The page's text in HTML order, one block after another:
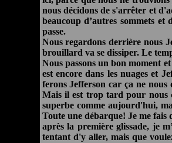
nous décidons de s'arrêter et
beaucoup d’autres sommets
passe.
Nous regardons derrière nous
brouillard va se dissiper. Le
Nous passons un bon moment
est encore dans les nuages et
ferons Jefferson car ça ne
Mais il est trop tard pour nous
superbe comme aujourd'hui,
Toute une débarque! Je me
après la première glissade, je
tentant d'y aller, mais que